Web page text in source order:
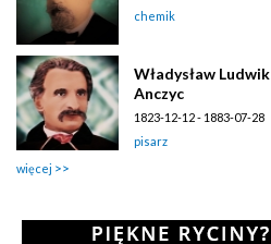
chemik
Władysław Ludwik
Anczyc
1823-12-12 - 1883-07-28
pisarz
więcej